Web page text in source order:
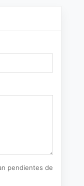
pendientes de